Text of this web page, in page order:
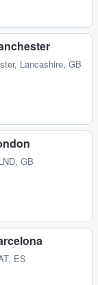
Lancashire, GB
GB
ES